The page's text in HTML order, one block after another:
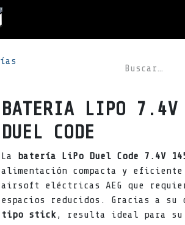
BATERIA LIPO 7.4V
DUEL CODE
La batería LiPo Duel Code 7.4V
alimentación compacta y
airsoft eléctricas AEG que
espacios reducidos. Gracias a su
tipo stick, resulta ideal para su